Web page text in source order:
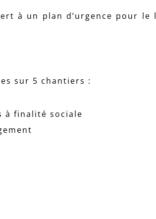
à un plan d’urgence pour le
sur 5 chantiers :
à finalité sociale